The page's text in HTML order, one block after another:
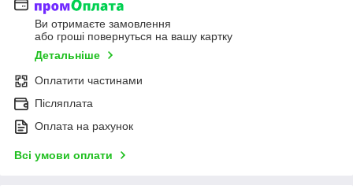
Ви отримаєте замовлення
або гроші повернуться на вашу картку
Детальніше
Оплатити частинами
Післяплата
Оплата на рахунок
Всі умови оплати